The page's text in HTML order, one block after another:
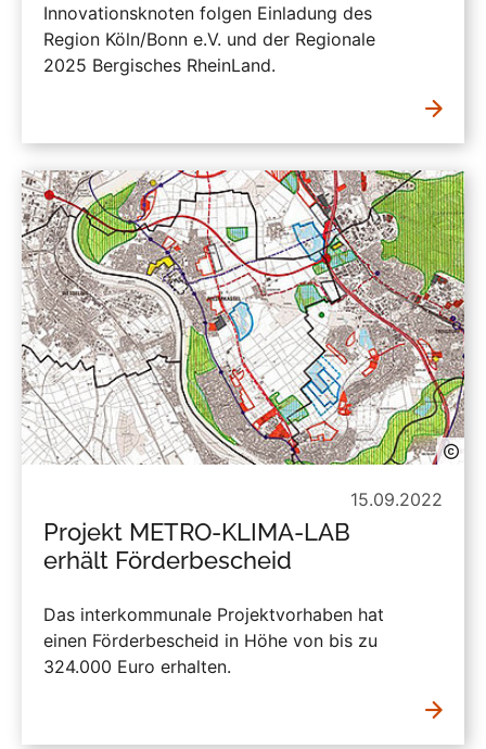
Innovationsknoten folgen Einladung des
Region Köln/Bonn e.V. und der Regionale
2025 Bergisches RheinLand.
15.09.2022
Projekt METRO-KLIMA-LAB
erhält Förderbescheid
Das interkommunale Projektvorhaben hat
einen Förderbescheid in Höhe von bis zu
324.000 Euro erhalten.